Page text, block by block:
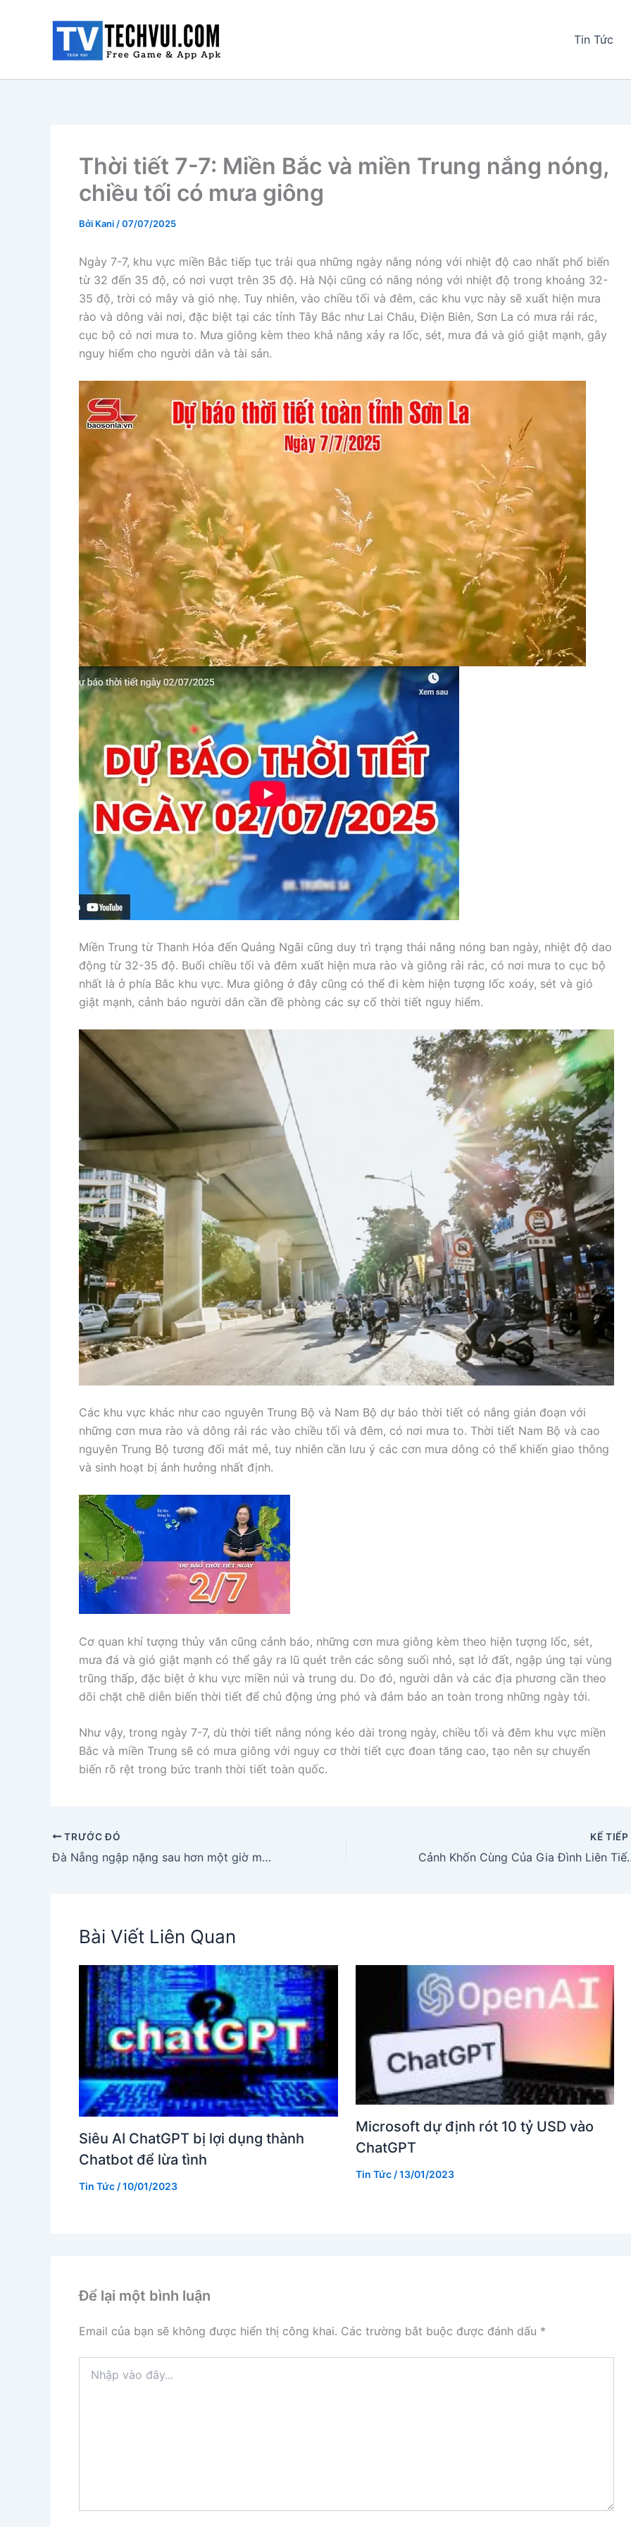
Tin Tức
Thời tiết 7-7: Miền Bắc và miền Trung nắng nóng,
chiều tối có mưa giông
Bởi Kani /07/07/2025
Ngày 7-7, khu vực miền Bắc tiếp tục trải qua những ngày nắng nóng với nhiệt độ cao nhất phổ biến
từ 32 đến 35 độ, có nơi vượt trên 35 độ. Hà Nội cũng có nắng nóng với nhiệt độ trong khoảng 32-
35 độ, trời có mây và gió nhẹ. Tuy nhiên, vào chiều tối và đêm, các khu vực này sẽ xuất hiện mưa
rào và dông vài nơi, đặc biệt tại các tỉnh Tây Bắc như Lai Châu, Điện Biên, Sơn La có mưa rải rác,
cục bộ có nơi mưa to. Mưa giông kèm theo khả năng xảy ra lốc, sét, mưa đá và gió giật mạnh, gây
nguy hiểm cho người dân và tài sản.
Miền Trung từ Thanh Hóa đến Quảng Ngãi cũng duy trì trạng thái nắng nóng ban ngày, nhiệt độ dao
động từ 32-35 độ. Buổi chiều tối và đêm xuất hiện mưa rào và giông rải rác, có nơi mưa to cục bộ
nhất là ở phía Bắc khu vực. Mưa giông ở đây cũng có thể đi kèm hiện tượng lốc xoáy, sét và gió
giật mạnh, cảnh báo người dân cần đề phòng các sự cố thời tiết nguy hiểm.
Các khu vực khác như cao nguyên Trung Bộ và Nam Bộ dự báo thời tiết có nắng gián đoạn với
những cơn mưa rào và dông rải rác vào chiều tối và đêm, có nơi mưa to. Thời tiết Nam Bộ và cao
nguyên Trung Bộ tương đối mát mẻ, tuy nhiên cần lưu ý các cơn mưa dông có thể khiến giao thông
và sinh hoạt bị ảnh hưởng nhất định.
Cơ quan khí tượng thủy văn cũng cảnh báo, những cơn mưa giông kèm theo hiện tượng lốc, sét,
mưa đá và gió giật mạnh có thể gây ra lũ quét trên các sông suối nhỏ, sạt lở đất, ngập úng tại vùng
trũng thấp, đặc biệt ở khu vực miền núi và trung du. Do đó, người dân và các địa phương cần theo
dõi chặt chẽ diễn biến thời tiết để chủ động ứng phó và đảm bảo an toàn trong những ngày tới.
Như vậy, trong ngày 7-7, dù thời tiết nắng nóng kéo dài trong ngày, chiều tối và đêm khu vực miền
Bắc và miền Trung sẽ có mưa giông với nguy cơ thời tiết cực đoan tăng cao, tạo nên sự chuyển
biến rõ rệt trong bức tranh thời tiết toàn quốc.
TRƯỚC ĐÓ
Đà Nẵng ngập nặng sau hơn một giờ mưa lớn: Người dân vất vả dắt xe qua vùng ngập
KẾ TIẾP
Cảnh Khốn
Bài Viết Liên Quan
Siêu AI ChatGPT bị lợi dụng thành
Chatbot để lừa tình
Tin Tức /10/01/2023
Microsoft dự định rót 10 tỷ USD vào
ChatGPT
Tin Tức/13/01/2023
Để lại một bình luận
Email của bạn sẽ không được hiển thị công khai. Các trường bắt buộc được đánh dấu *
vào